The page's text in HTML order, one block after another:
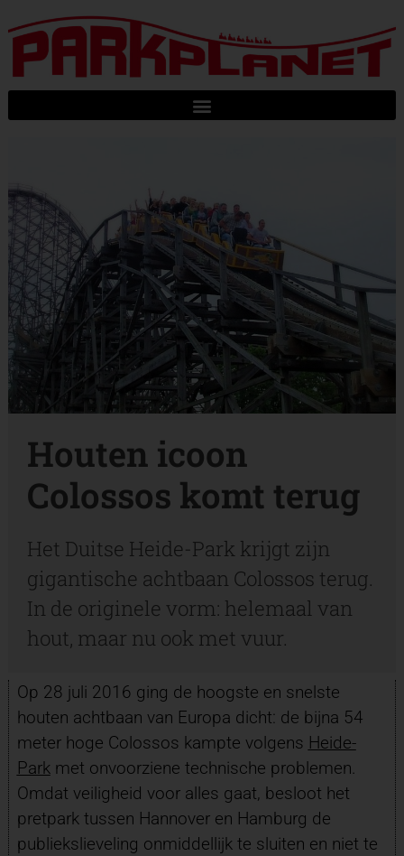
Houten icoon
Colossos komt terug
Het Duitse Heide-Park krijgt zijn
gigantische achtbaan Colossos terug.
In de originele vorm: helemaal van
hout, maar nu ook met vuur.
Op 28 juli 2016 ging de hoogste en snelste
houten achtbaan van Europa dicht: de bijna 54
meter hoge Colossos kampte volgens Heide-
Parkmet onvoorziene technische problemen.
Omdat veiligheid voor alles gaat, besloot het
pretpark tussen Hannover en Hamburg de
publiekslieveling onmiddellijk te sluiten en niet te